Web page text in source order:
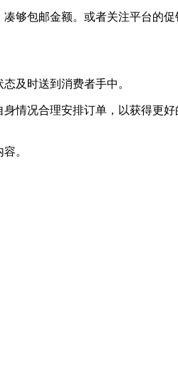
够包邮金额。或者关注平台的
及时送到消费者手中。
情况合理安排订单，以获得更
。